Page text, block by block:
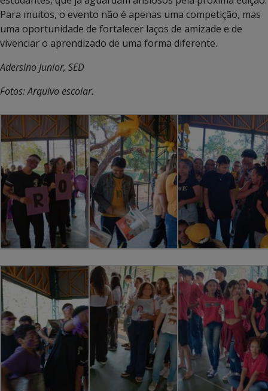
Para muitos, o evento não é apenas uma competição, mas
uma oportunidade de fortalecer laços de amizade e de
vivenciar o aprendizado de uma forma diferente.
Adersino Junior, SED
Fotos: Arquivo escolar.